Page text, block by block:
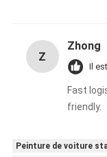
Z
Zhong
Il
Fast
friendly.
Peinture de voiture